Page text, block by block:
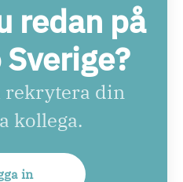
redan på
rekrytera din
kollega.
in